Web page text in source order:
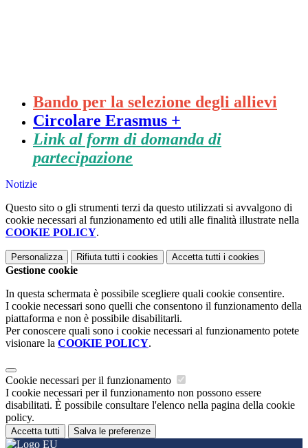
Bando per la selezione degli allievi
Circolare Erasmus +
Link al form di domanda di
partecipazione
Notizie
Questo sito o gli strumenti terzi da questo utilizzati si avvalgono di
cookie necessari al funzionamento ed utili alle finalità illustrate nella
COOKIE POLICY.
Personalizza Rifiuta tutti i cookies Accetta tutti i cookies
Gestione cookie
In questa schermata è possibile scegliere quali cookie consentire.
I cookie necessari sono quelli che consentono il funzionamento della
piattaforma e non è possibile disabilitarli.
Per conoscere quali sono i cookie necessari al funzionamento potete
visionare la COOKIE POLICY.
Cookie necessari per il funzionamento
I cookie necessari per il funzionamento non possono essere
disabilitati. È possibile consultare l'elenco nella pagina della cookie
policy.
Accetta tutti Salva le preferenze